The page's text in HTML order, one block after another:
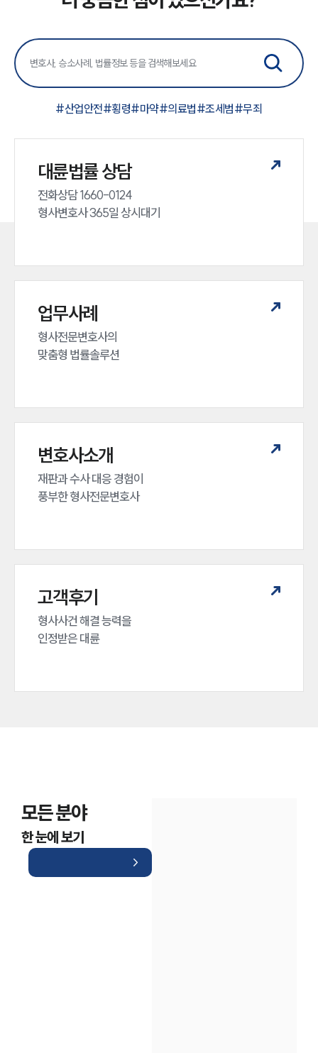
그룹소개
대륜의 강점
오시는 길
글로벌 파트너 로펌
고객의 소리
AI대륜
형사 주요 업무사례
구성원 소개
소식/자료
법률 블로그
#산업안전#횡령#마약#의료법#조세범#무죄
대륜법률 상담
전화상담 1660-0124
형사변호사 365일 상시대기
업무사례
형사전문변호사의
맞춤형 법률솔루션
변호사소개
재판과 수사 대응 경험이
풍부한 형사전문변호사
고객후기
형사사건 해결 능력을
인정받은 대륜
모든 분야
한 눈에 보기